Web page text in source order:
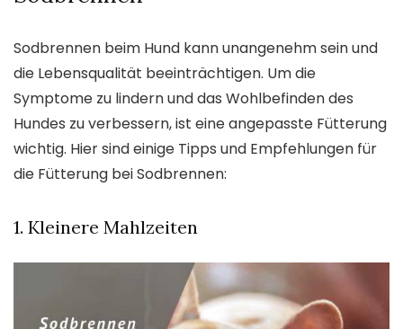
Sodbrennen beim Hund kann unangenehm sein und
die Lebensqualität beeinträchtigen. Um die
Symptome zu lindern und das Wohlbefinden des
Hundes zu verbessern, ist eine angepasste Fütterung
wichtig. Hier sind einige Tipps und Empfehlungen für
die Fütterung bei Sodbrennen:
1. Kleinere Mahlzeiten